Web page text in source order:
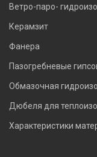
Ветро-паро-
Керамзит
Фанера
Пазогребневые
Обмазочная
Дюбеля для
Характеристики